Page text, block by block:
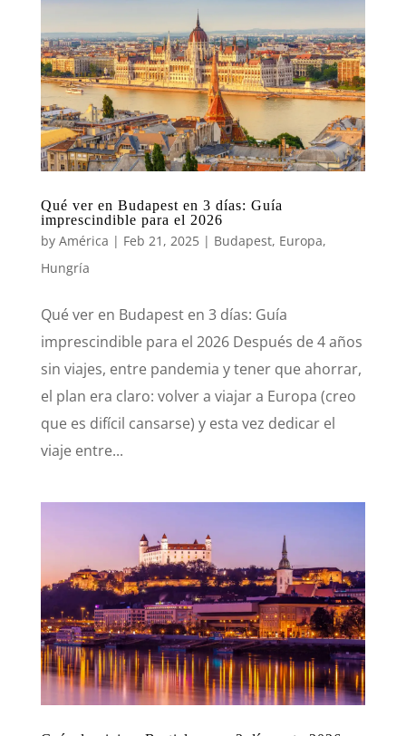
Qué ver en Budapest en 3 días: Guía
imprescindible para el 2026
by América | Feb 21, 2025| Budapest, Europa,
Hungría
Qué ver en Budapest en 3 días: Guía
imprescindible para el 2026 Después de 4 años
sin viajes, entre pandemia y tener que ahorrar,
el plan era claro: volver a viajar a Europa (creo
que es difícil cansarse) y esta vez dedicar el
viaje entre...